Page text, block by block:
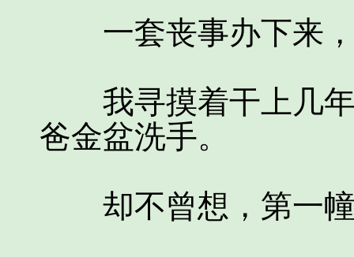
一套丧事办下来，
我寻摸着干上几年
爸金盆洗手。
却不曾想，第一幢